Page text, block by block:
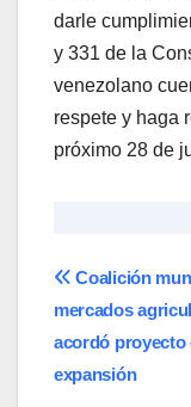
darle
y 331 de la
venezolano
respete y haga
próximo 28 de
de
entradas
Coalición
mercados
acordó proyecto
expansión